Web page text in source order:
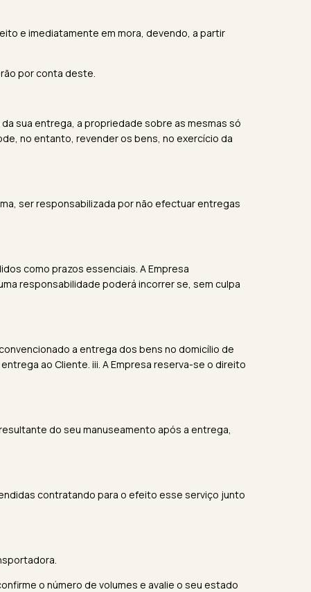
e imediatamente em mora, devendo, a partir
por conta deste.
sua entrega, a propriedade sobre as mesmas só
no entanto, revender os bens, no exercício da
ser responsabilizada por não efectuar entregas
como prazos essenciais. A Empresa
responsabilidade poderá incorrer se, sem culpa
a entrega dos bens no domicílio de
ao Cliente. iii. A Empresa reserva-se o direito
do seu manuseamento após a entrega,
contratando para o efeito esse serviço junto
o número de volumes e avalie o seu estado